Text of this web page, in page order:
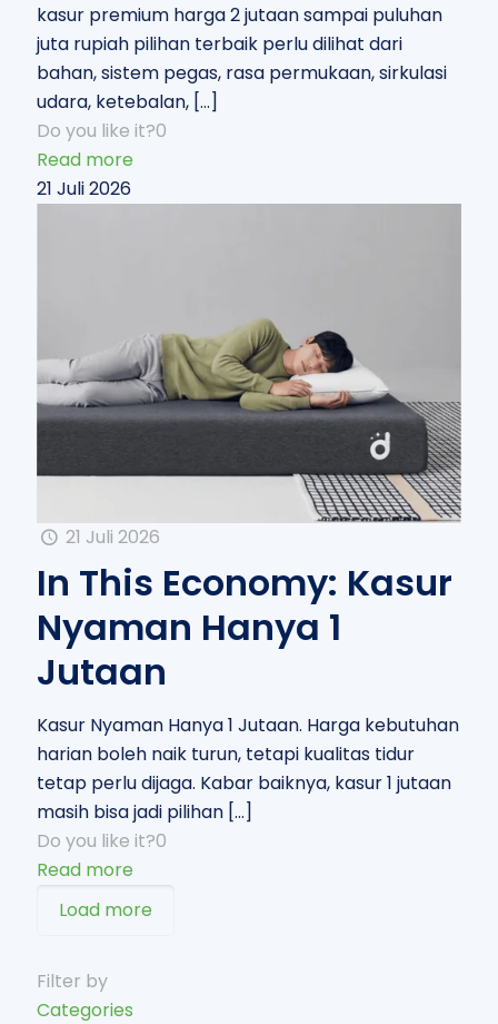
kasur premium harga 2 jutaan sampai puluhan
juta rupiah pilihan terbaik perlu dilihat dari
bahan, sistem pegas, rasa permukaan, sirkulasi
udara, ketebalan, […]
Do you like it?0
Read more
21 Juli 2026
21 Juli 2026
In This Economy: Kasur
Nyaman Hanya 1
Jutaan
Kasur Nyaman Hanya 1 Jutaan. Harga kebutuhan
harian boleh naik turun, tetapi kualitas tidur
tetap perlu dijaga. Kabar baiknya, kasur 1 jutaan
masih bisa jadi pilihan […]
Do you like it?0
Read more
Load more
Filter by
Categories